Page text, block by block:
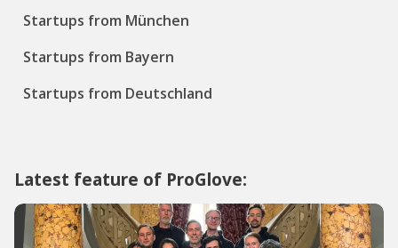
Startups from München
Startups from Bayern
Startups from Deutschland
Latest feature of ProGlove: